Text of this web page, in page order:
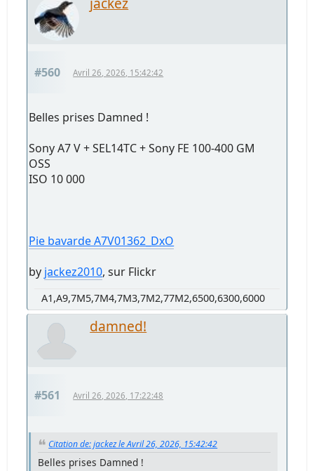
#560 Avril 26, 2026, 15:42:42
Belles prises Damned !
Sony A7 V + SEL14TC + Sony FE 100-400 GM
OSS
ISO 10 000
Pie bavarde A7V01362_DxO
by jackez2010, sur Flickr
A1,A9,7M5,7M4,7M3,7M2,77M2,6500,6300,6000
damned!
#561 Avril 26, 2026, 17:22:48
Citation de: jackez le Avril 26, 2026, 15:42:42
Belles prises Damned !